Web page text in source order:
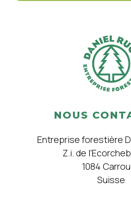
NOUS
Entreprise forestière
Z.i. de
1084
Suisse